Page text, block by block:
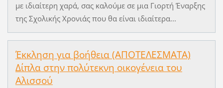
με ιδιαίτερη χαρά, σας καλούμε σε μια Γιορτή Έναρξης
της Σχολικής Χρονιάς που θα είναι ιδιαίτερα...
Έκκληση για βοήθεια (ΑΠΟΤΕΛΕΣΜΑΤΑ)
Δίπλα στην πολύτεκνη οικογένεια του
Αλισσού